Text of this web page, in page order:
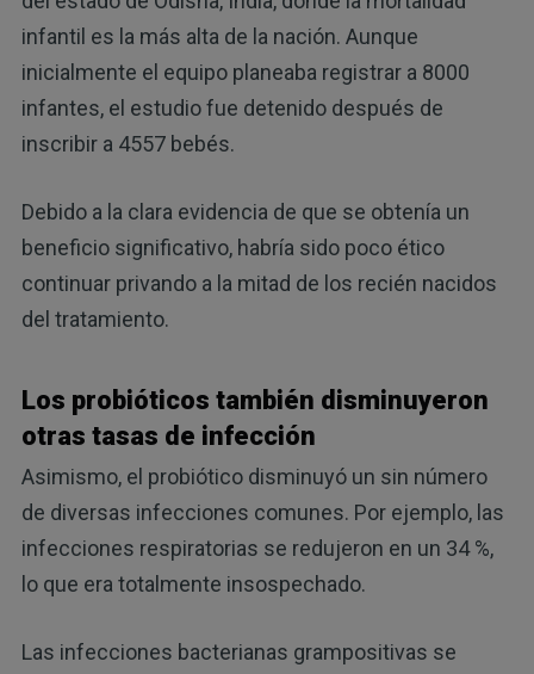
infantil es la más alta de la nación. Aunque
inicialmente el equipo planeaba registrar a 8000
infantes, el estudio fue detenido después de
inscribir a 4557 bebés.
Debido a la clara evidencia de que se obtenía un
beneficio significativo, habría sido poco ético
continuar privando a la mitad de los recién nacidos
del tratamiento.
Los probióticos también disminuyeron
otras tasas de infección
Asimismo, el probiótico disminuyó un sin número
de diversas infecciones comunes. Por ejemplo, las
infecciones respiratorias se redujeron en un 34 %,
lo que era totalmente insospechado.
Las infecciones bacterianas grampositivas se